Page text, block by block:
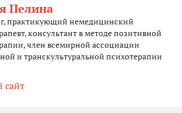
Пелина
практикующий немедицинский
консультант в методе позитивной
член всемирной ассоциации
и транскультуральной психотерапии
сайт